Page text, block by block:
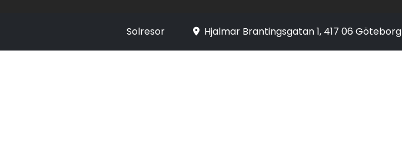
Solresor Hjalmar Brantingsgatan 1, 417 06 Göteborg